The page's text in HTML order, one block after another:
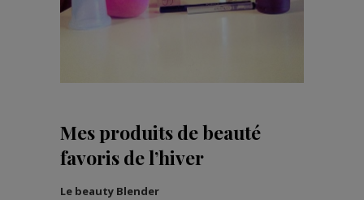
Mes produits de beauté
favoris de l’hiver
Le beauty Blender